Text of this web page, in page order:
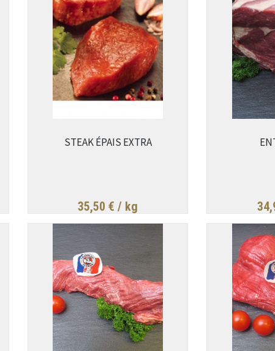
STEAK ÉPAIS EXTRA
35,50 € / kg